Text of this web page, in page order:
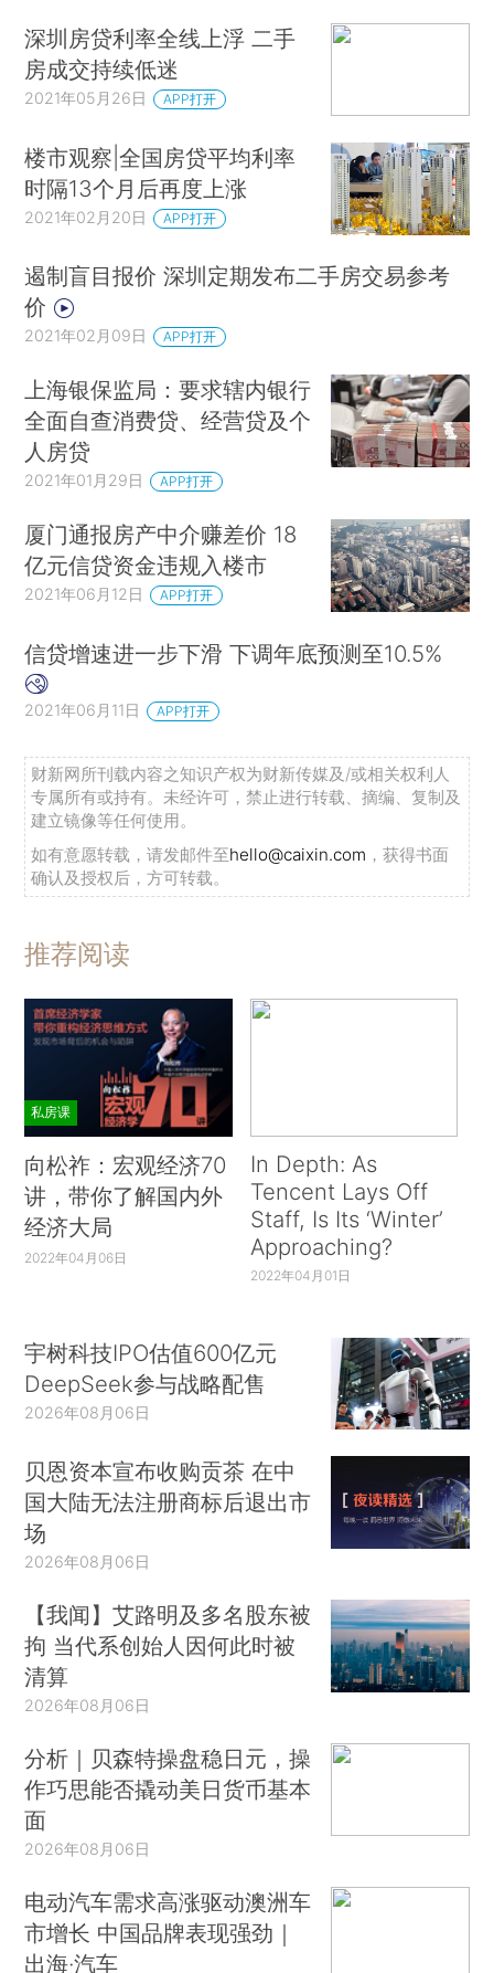
深圳房贷利率全线上浮 二手
房成交持续低迷
2021年05月26日 APP打开
楼市观察|全国房贷平均利率
时隔13个月后再度上涨
2021年02月20日 APP打开
遏制盲目报价 深圳定期发布二手房交易参考
价
2021年02月09日 APP打开
上海银保监局：要求辖内银行
全面自查消费贷、经营贷及个
人房贷
2021年01月29日 APP打开
厦门通报房产中介赚差价 18
亿元信贷资金违规入楼市
2021年06月12日 APP打开
信贷增速进一步下滑 下调年底预测至10.5%
2021年06月11日 APP打开
财新网所刊载内容之知识产权为财新传媒及/或相关权利人
专属所有或持有。未经许可，禁止进行转载、摘编、复制及
建立镜像等任何使用。
如有意愿转载，请发邮件至hello@caixin.com ，获得书面
确认及授权后，方可转载。
推荐阅读
私房课
向松祚：宏观经济70
讲，带你了解国内外
经济大局
2022年04月06日
In Depth: As
Tencent Lays Off
Staff, Is Its ‘Winter’
Approaching?
2022年04月01日
宇树科技IPO估值600亿元
DeepSeek参与战略配售
2026年08月06日
贝恩资本宣布收购贡茶 在中
国大陆无法注册商标后退出市
场
2026年08月06日
【我闻】艾路明及多名股东被
拘 当代系创始人因何此时被
清算
2026年08月06日
分析｜贝森特操盘稳日元，操
作巧思能否撬动美日货币基本
面
2026年08月06日
电动汽车需求高涨驱动澳洲车
市增长 中国品牌表现强劲｜
出海·汽车